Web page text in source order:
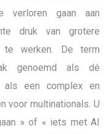
verloren gaan aan
druk van grotere
te werken. De term
genoemd als dé
als een complex en
voor multinationals. U
» of « iets met AI